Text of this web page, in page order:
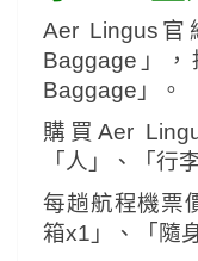
Aer Lingus
Baggage」，
Baggage」。
購買Aer
「人」、「行
每趟航程機票
箱x1」、「隨